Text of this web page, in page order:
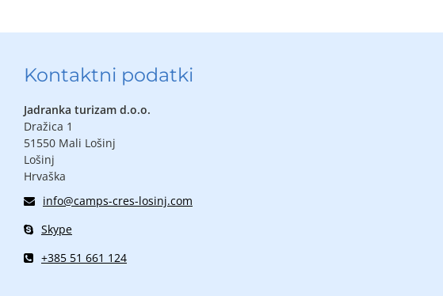
Kontaktni podatki
Jadranka turizam d.o.o.
Dražica 1
51550 Mali Lošinj
Lošinj
Hrvaška
info@camps-cres-losinj.com
Skype
+385 51 661 124